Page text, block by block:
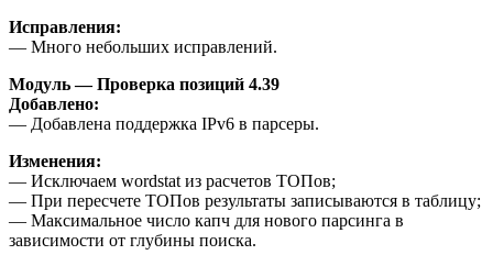
Исправления:
— Много небольших исправлений.
Модуль — Проверка позиций 4.39
Добавлено:
— Добавлена поддержка IPv6 в парсеры.
Изменения:
— Исключаем wordstat из расчетов ТОПов;
— При пересчете ТОПов результаты записываются в таблицу;
— Максимальное число капч для нового парсинга в
зависимости от глубины поиска.